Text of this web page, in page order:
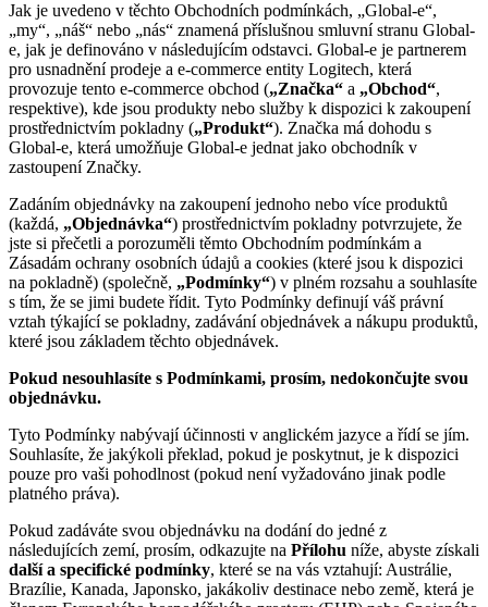
Jak je uvedeno v těchto Obchodních podmínkách, „Global-e“,
„my“, „náš“ nebo „nás“ znamená příslušnou smluvní stranu Global-
e, jak je definováno v následujícím odstavci. Global-e je partnerem
pro usnadnění prodeje a e-commerce entity Logitech, která
provozuje tento e-commerce obchod („Značka“ a „Obchod“,
respektive), kde jsou produkty nebo služby k dispozici k zakoupení
prostřednictvím pokladny („Produkt“). Značka má dohodu s
Global-e, která umožňuje Global-e jednat jako obchodník v
zastoupení Značky.
Zadáním objednávky na zakoupení jednoho nebo více produktů
(každá, „Objednávka“) prostřednictvím pokladny potvrzujete, že
jste si přečetli a porozuměli těmto Obchodním podmínkám a
Zásadám ochrany osobních údajů a cookies (které jsou k dispozici
na pokladně) (společně, „Podmínky“) v plném rozsahu a souhlasíte
s tím, že se jimi budete řídit. Tyto Podmínky definují váš právní
vztah týkající se pokladny, zadávání objednávek a nákupu produktů,
které jsou základem těchto objednávek.
Pokud nesouhlasíte s Podmínkami, prosím, nedokončujte svou
objednávku.
Tyto Podmínky nabývají účinnosti v anglickém jazyce a řídí se jím.
Souhlasíte, že jakýkoli překlad, pokud je poskytnut, je k dispozici
pouze pro vaši pohodlnost (pokud není vyžadováno jinak podle
platného práva).
Pokud zadáváte svou objednávku na dodání do jedné z
následujících zemí, prosím, odkazujte na Přílohu níže, abyste získali
další a specifické podmínky, které se na vás vztahují: Austrálie,
Brazílie, Kanada, Japonsko, jakákoliv destinace nebo země, která je